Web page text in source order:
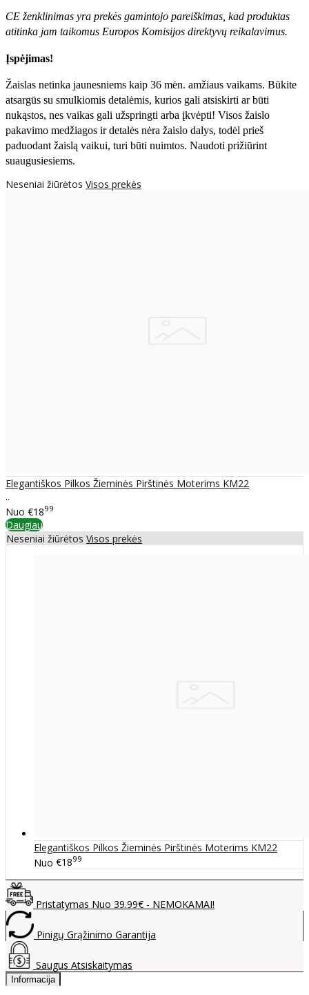
CE ženklinimas yra prekės gamintojo pareiškimas, kad produktas
atitinka jam taikomus Europos Komisijos direktyvų reikalavimus.
Įspėjimas!
Žaislas netinka jaunesniems kaip 36 mėn. amžiaus vaikams. Būkite
atsargūs su smulkiomis detalėmis, kurios gali atsiskirti ar būti
nukąstos, nes vaikas gali užspringti arba įkvėpti! Visos žaislо
pakavimo medžiagos ir detalės nėra žaislo dalys, todėl prieš
paduodant žaislą vaikui, turi būti nuimtos. Naudoti prižiūrint
suaugusiesiems.
Neseniai žiūrėtos Visos prekės
Elegantiškos Pilkos Žieminės Pirštinės Moterims KM22
..
Nuo €1899
Daugiau
Neseniai žiūrėtos Visos prekės
Elegantiškos Pilkos Žieminės Pirštinės Moterims KM22
Nuo €1899
Pristatymas Nuo 39.99€ - NEMOKAMAI!
Pinigų Grąžinimo Garantija
Saugus Atsiskaitymas
Informacija